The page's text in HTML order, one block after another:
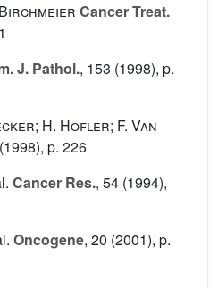
Cancer Treat.
J. Pathol., 153 (1998), p.
H. Hofler; F. Van
(1998), p. 226
Cancer Res., 54 (1994),
Oncogene, 20 (2001), p.